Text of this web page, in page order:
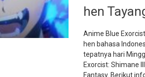
hen
Anime Blue
hen bahasa
tepatnya hari
Exorcist: Shimane
Fantasy. Berikut